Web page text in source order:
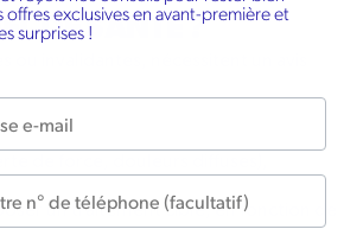
DE SANTÉ ?
invalidantes, nécessitent un avis
un traitement ciblé, en fonction de
offres exclusives en avant-première et
surprises !